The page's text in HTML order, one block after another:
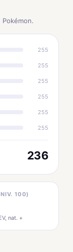
255
255
255
255
255
255
236
100)
nat. +